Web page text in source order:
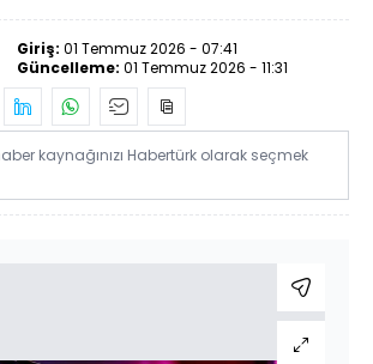
Giriş: 01 Temmuz 2026 - 07:41
Güncelleme: 01 Temmuz 2026 - 11:31
kaynağınızı Habertürk olarak seçmek